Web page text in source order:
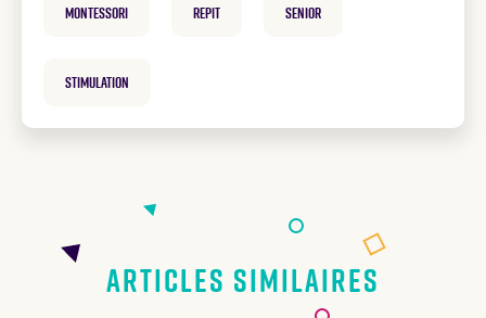
Montessori repit Senior
Stimulation
Articles similaires